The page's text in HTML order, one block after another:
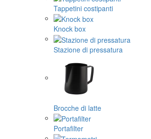
Tappetini costipanti
Knock box
Stazione di pressatura
Brocche di latte
Portafilter